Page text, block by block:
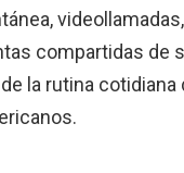
compartidas de
la rutina cotidiana